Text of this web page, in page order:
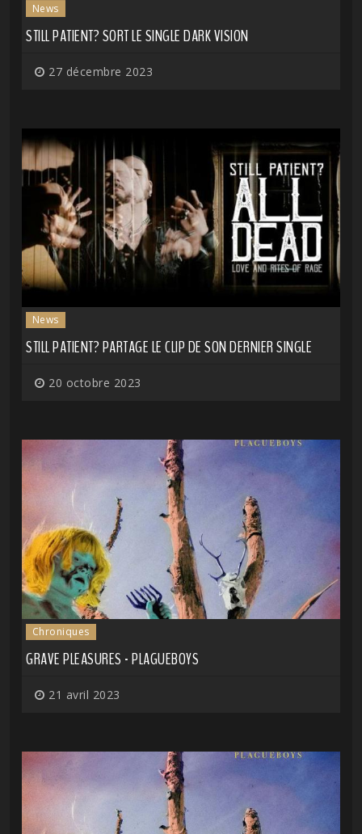
News
STILL PATIENT? SORT LE SINGLE DARK VISION
27 décembre 2023
News
STILL PATIENT? PARTAGE LE CLIP DE SON DERNIER SINGLE
20 octobre 2023
Chroniques
GRAVE PLEASURES - PLAGUEBOYS
21 avril 2023